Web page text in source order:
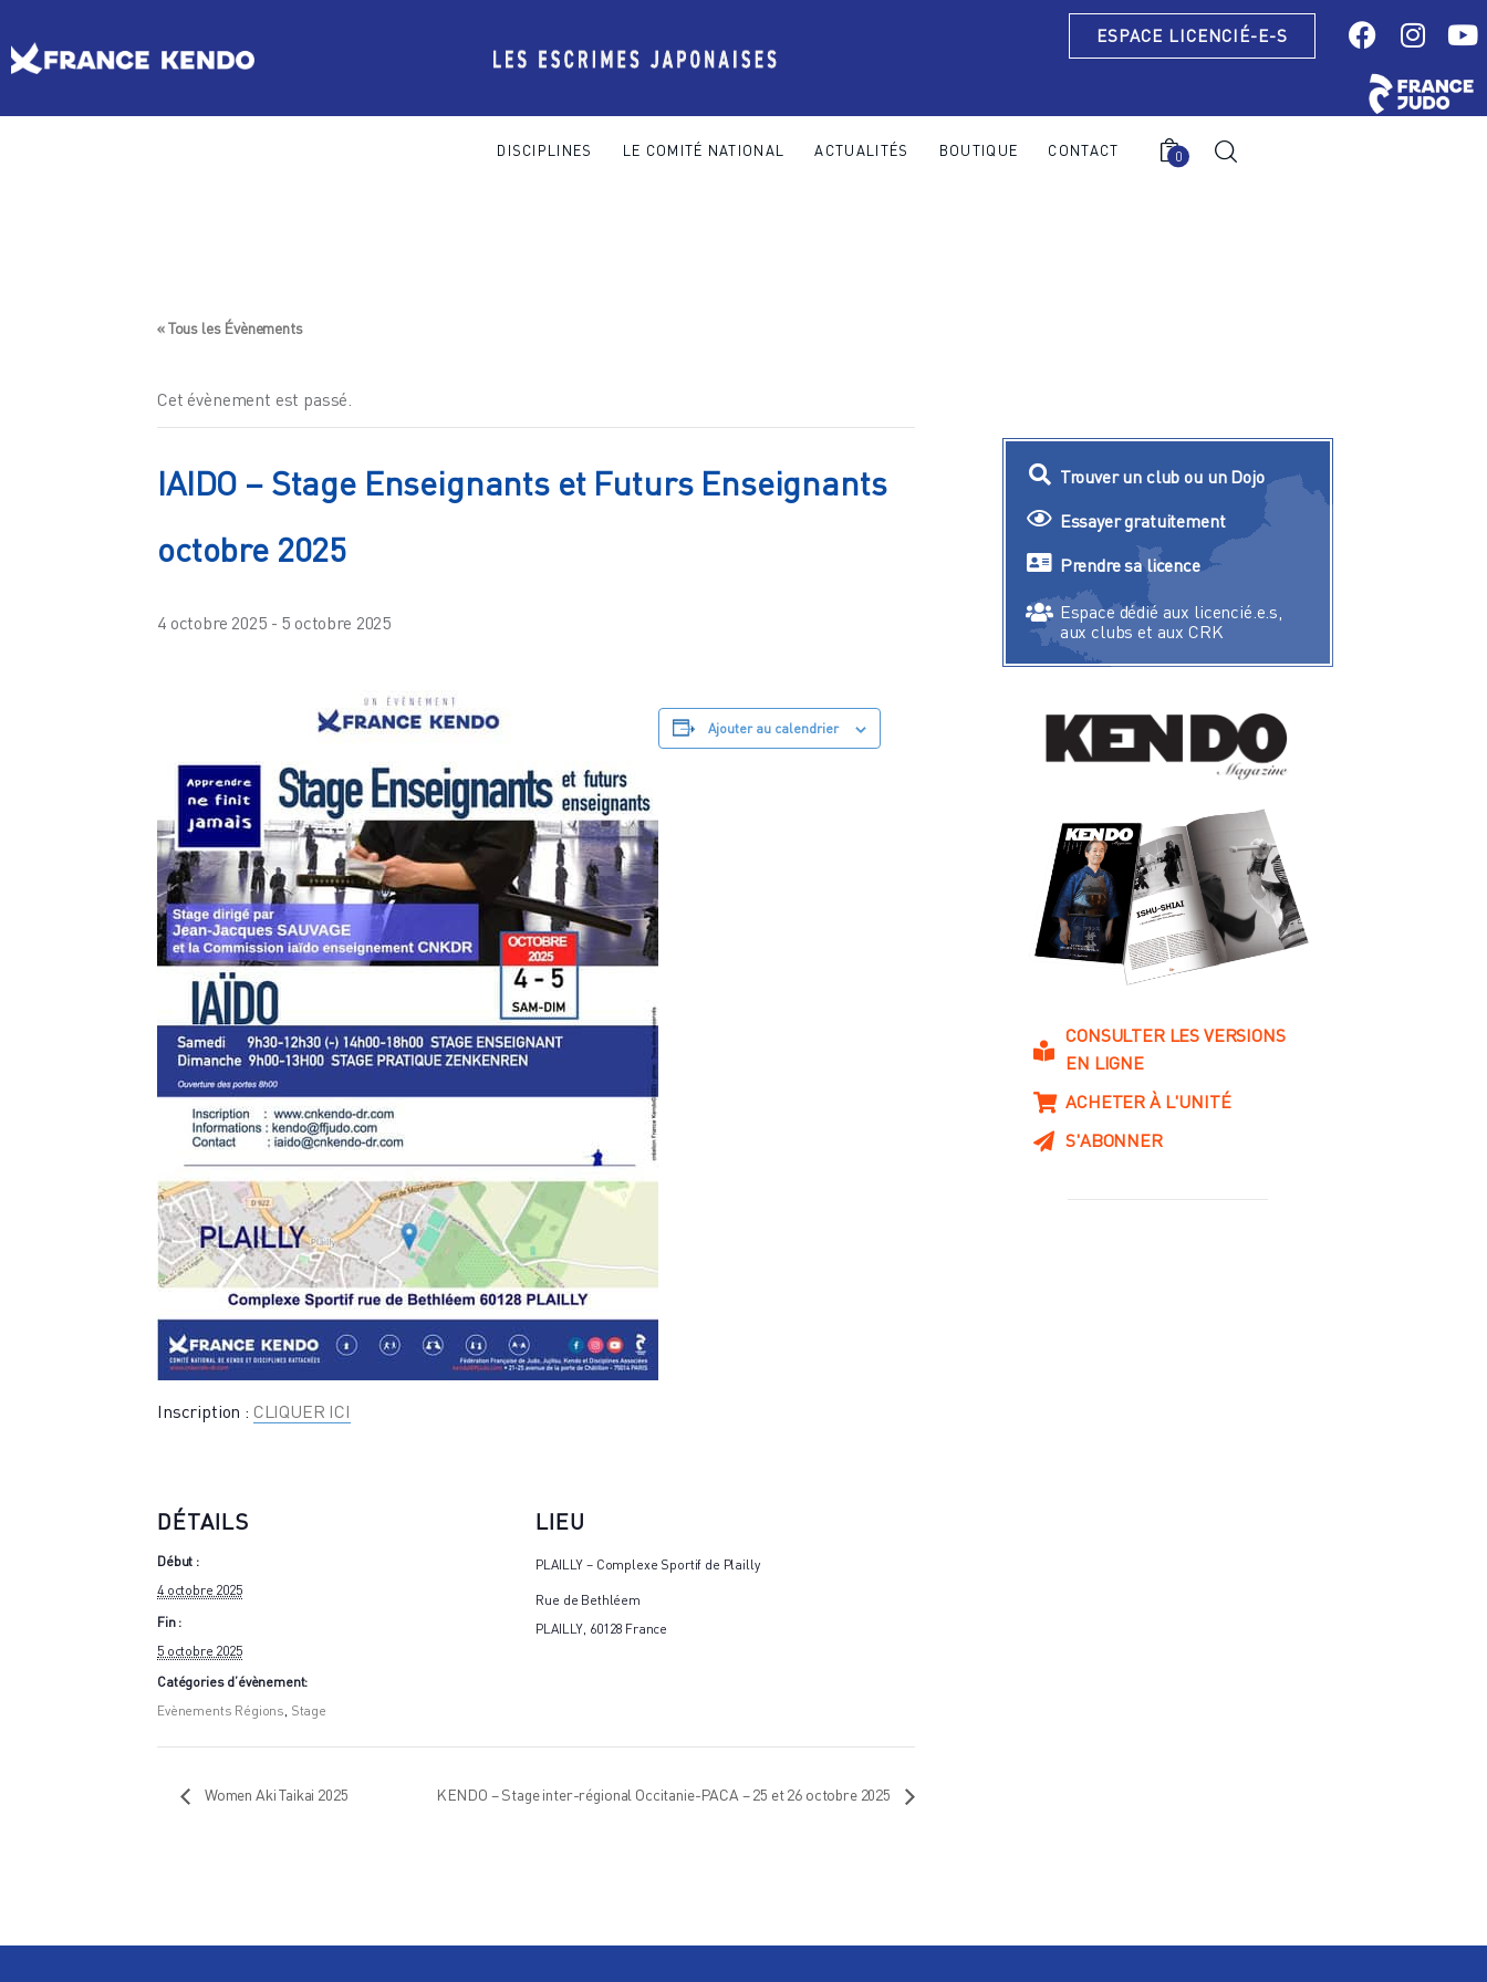
ESPACE LICENCIÉ-E-S
DISCIPLINES LE COMITÉ NATIONAL ACTUALITÉS BOUTIQUE CONTACT 0
Le Comité France Kendo
« Tous les Évènements
Cet évènement est passé.
IAIDO – Stage Enseignants et Futurs Enseignants
octobre 2025
4 octobre 2025- 5 octobre 2025
Inscription : CLIQUER ICI
Ajouter au calendrier
DÉTAILS
Début :
4 octobre 2025
Fin :
5 octobre 2025
Catégories d’évènement:
Evènements Régions, Stage
LIEU
PLAILLY – Complexe Sportif de Plailly
Rue de Bethléem
PLAILLY 60128 France
Women Aki Taikai 2025 KENDO – Stage inter-régional Occitanie-PACA – 25 et 26 octobre 2025
Trouver un club ou un Dojo
Essayer gratuitement
Prendre sa licence
Espace dédié aux licencié.e.s,
aux clubs et aux CRK
CONSULTER LES VERSIONS
EN LIGNE
ACHETER À L'UNITÉ
S'ABONNER